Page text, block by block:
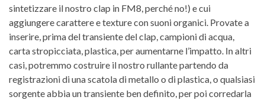
sintetizzare il nostro clap in FM8, perché no!) e cui
aggiungere carattere e texture con suoni organici. Provate a
inserire, prima del transiente del clap, campioni di acqua,
carta stropicciata, plastica, per aumentarne l’impatto. In altri
casi, potremmo costruire il nostro rullante partendo da
registrazioni di una scatola di metallo o di plastica, o qualsiasi
sorgente abbia un transiente ben definito, per poi corredarla